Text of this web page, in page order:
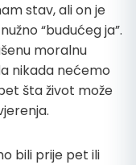
stav, ali on je
“budućeg ja”.
moralnu
nikada nećemo
šta život može
bili prije pet ili